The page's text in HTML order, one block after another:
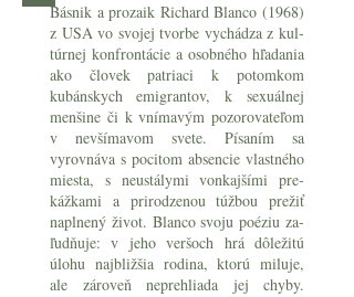
Básnik a prozaik Richard Blanco (1968)
z USA vo svojej tvorbe vychádza z kul­
túrnej konfrontácie a osobného hľadania
ako človek patriaci k potomkom
kubánskych emigrantov, k sexuálnej
menšine či k vnímavým pozorovateľom
v nevšímavom svete. Písaním sa
vyrovnáva s pocitom absencie vlastného
miesta, s neustálymi vonkajšími pre­
kážkami a prirodzenou túžbou prežiť
naplnený život. Blanco svoju poéziu za­
ľudňuje: v jeho veršoch hrá dôležitú
úlohu najbližšia rodina, ktorú miluje,
ale zároveň neprehliada jej chyby.